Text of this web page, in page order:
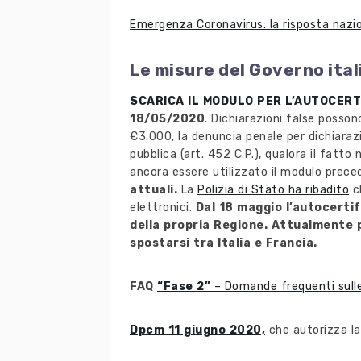
Emergenza Coronavirus: la risposta
Le misure del Governo
SCARICA IL MODULO PER
18/05/2020. Dichiarazioni false
€3.000, la denuncia penale per
pubblica (art. 452 C.P.), qualora il fatto
ancora essere utilizzato il modulo
attuali. La Polizia di Stato ha ribadito
elettronici. Dal 18 maggio
della propria Regione. Attualmente
spostarsi tra Italia e Francia.
FAQ “Fase 2” – Domande frequenti
Dpcm 11 giugno 2020, che autorizza